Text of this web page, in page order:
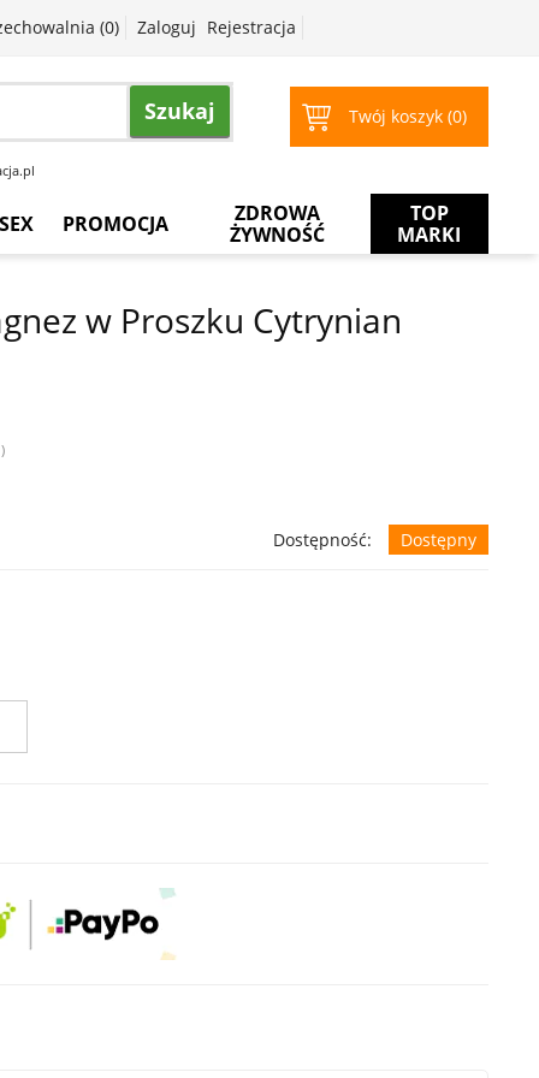
(0) Zaloguj Rejestracja
Twój koszyk (0)
Szukaj
SEX
Żele
PROMOCJA
za
mniej
ZDROWA
ŻYWNOŚĆ
TOP
MARKI
w Proszku Cytrynian
Dostępność: Dostępny